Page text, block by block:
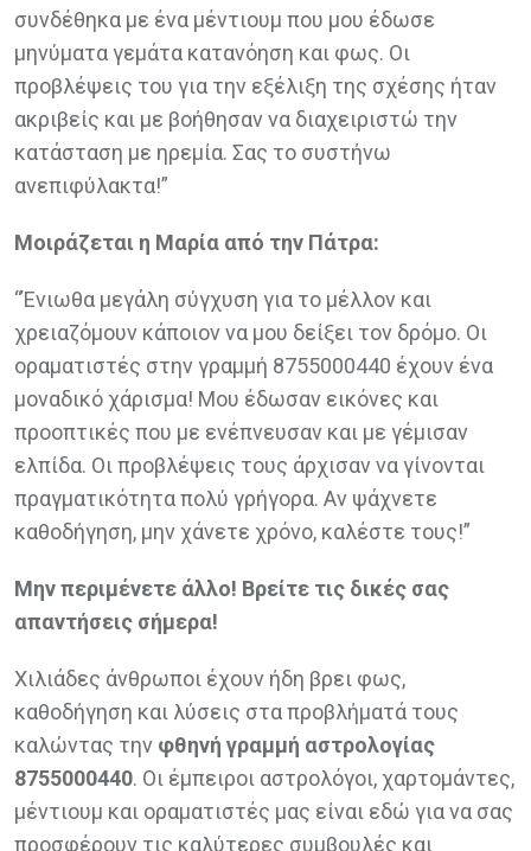
συνδέθηκα με ένα μέντιουμ που μου έδωσε
μηνύματα γεμάτα κατανόηση και φως. Οι
προβλέψεις του για την εξέλιξη της σχέσης ήταν
ακριβείς και με βοήθησαν να διαχειριστώ την
κατάσταση με ηρεμία. Σας το συστήνω
ανεπιφύλακτα!”
Μοιράζεται η Μαρία από την Πάτρα:
“Ένιωθα μεγάλη σύγχυση για το μέλλον και
χρειαζόμουν κάποιον να μου δείξει τον δρόμο. Οι
οραματιστές στην γραμμή 8755000440 έχουν ένα
μοναδικό χάρισμα! Μου έδωσαν εικόνες και
προοπτικές που με ενέπνευσαν και με γέμισαν
ελπίδα. Οι προβλέψεις τους άρχισαν να γίνονται
πραγματικότητα πολύ γρήγορα. Αν ψάχνετε
καθοδήγηση, μην χάνετε χρόνο, καλέστε τους!”
Μην περιμένετε άλλο! Βρείτε τις δικές σας
απαντήσεις σήμερα!
Χιλιάδες άνθρωποι έχουν ήδη βρει φως,
καθοδήγηση και λύσεις στα προβλήματά τους
καλώντας την φθηνή γραμμή αστρολογίας
8755000440. Οι έμπειροι αστρολόγοι, χαρτομάντες,
μέντιουμ και οραματιστές μας είναι εδώ για να σας
προσφέρουν τις καλύτερες συμβουλές και